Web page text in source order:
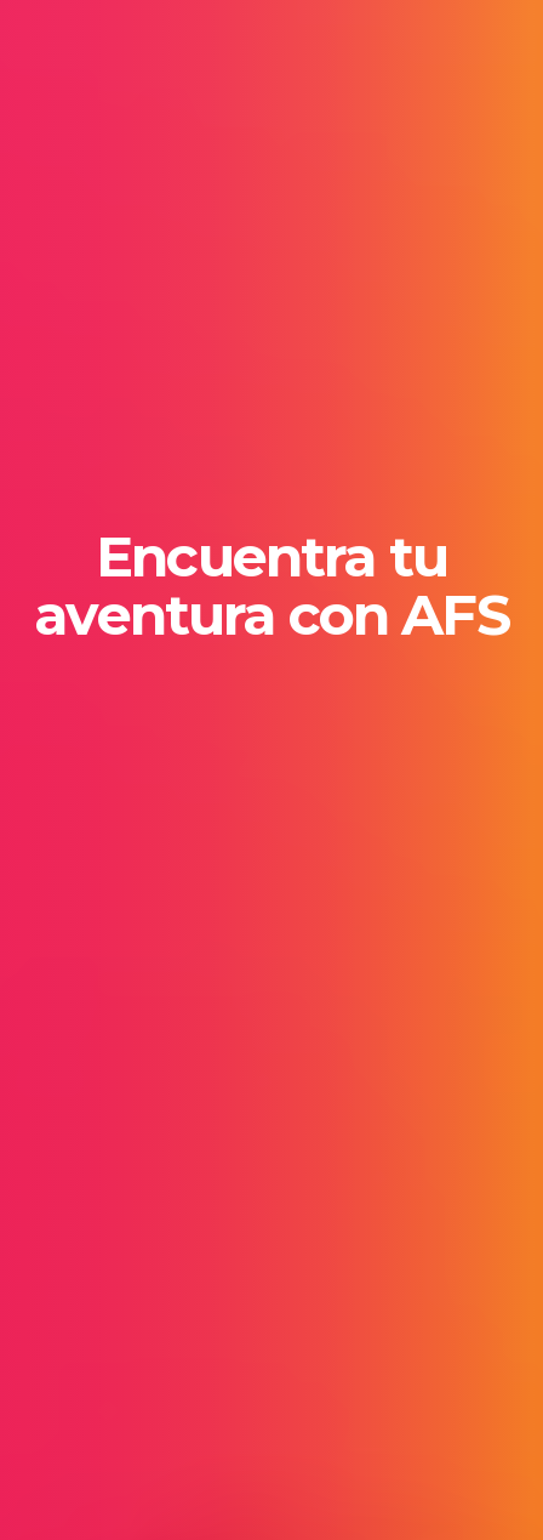
Encuentra tu
aventura con AFS